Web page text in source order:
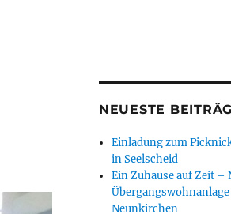
NEUESTE
Einladung zum
in Seelscheid
Ein Zuhause auf Zeit –
Neunkirchen